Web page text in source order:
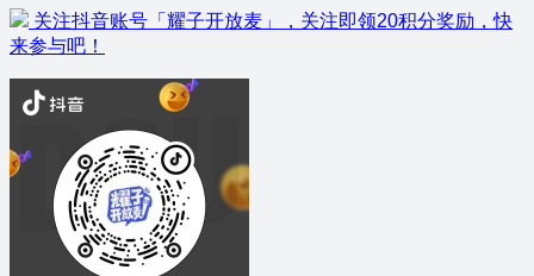
关注抖音账号「耀子开放麦」，关注即领20积分奖励，快
来参与吧！